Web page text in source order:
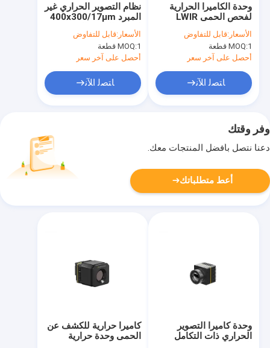
نظام التصوير الحراري غير
المبرد 400x300/17μm
لفحص الحمى البشرية
الأسعار:قابل للتفاوض
MOQ:1 قطعة
أحصل على آخر سعر
ﺎﺘﺼﻟ ﺍﻶﻧ
وحدة الكاميرا الحرارية
لفحص الحمى LWIR
400x300/17μm
للتشخيص الطبي
الأسعار:قابل للتفاوض
MOQ:1 قطعة
أحصل على آخر سعر
ﺎﺘﺼﻟ ﺍﻶﻧ
وفر وقتك
دعنا نتصل بأفضل المنتجات معك.
أعط متطلباتك
كاميرا حرارية للكشف عن
الحمى وحدة حرارية
وحدة كاميرا التصوير
الحراري ذات التكامل